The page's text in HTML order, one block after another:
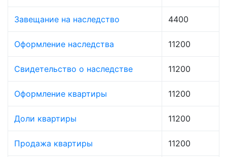
Завещание на наследство 4400
Оформление наследства 11200
Свидетельство о наследстве 11200
Оформление квартиры 11200
Доли квартиры 11200
Продажа квартиры 11200